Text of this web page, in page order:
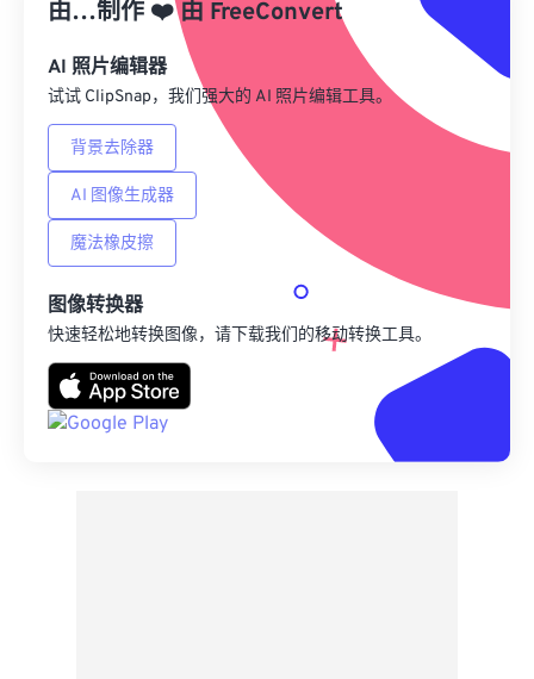
另存为预设
由…制作 ❤️由 FreeConvert
AI 照片编辑器
试试 ClipSnap，我们强大的 AI 照片编辑工具。
背景去除器
AI 图像生成器
魔法橡皮擦
图像转换器
快速轻松地转换图像，请下载我们的移动转换工具。